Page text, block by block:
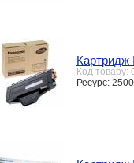
Картридж
Код товару:
Ресурс: